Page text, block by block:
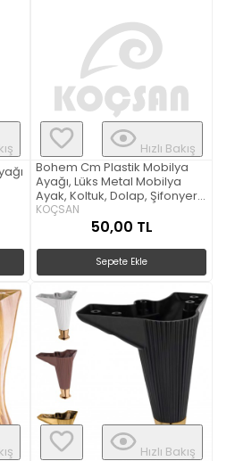
Hızlı Bakış
Bohem Cm Plastik Mobilya
Ayağı, Lüks Metal Mobilya
Ayak, Koltuk, Dolap, Şifonyer
Ayak
KOÇSAN
50,00 TL
Sepete Ekle
Hızlı Bakış